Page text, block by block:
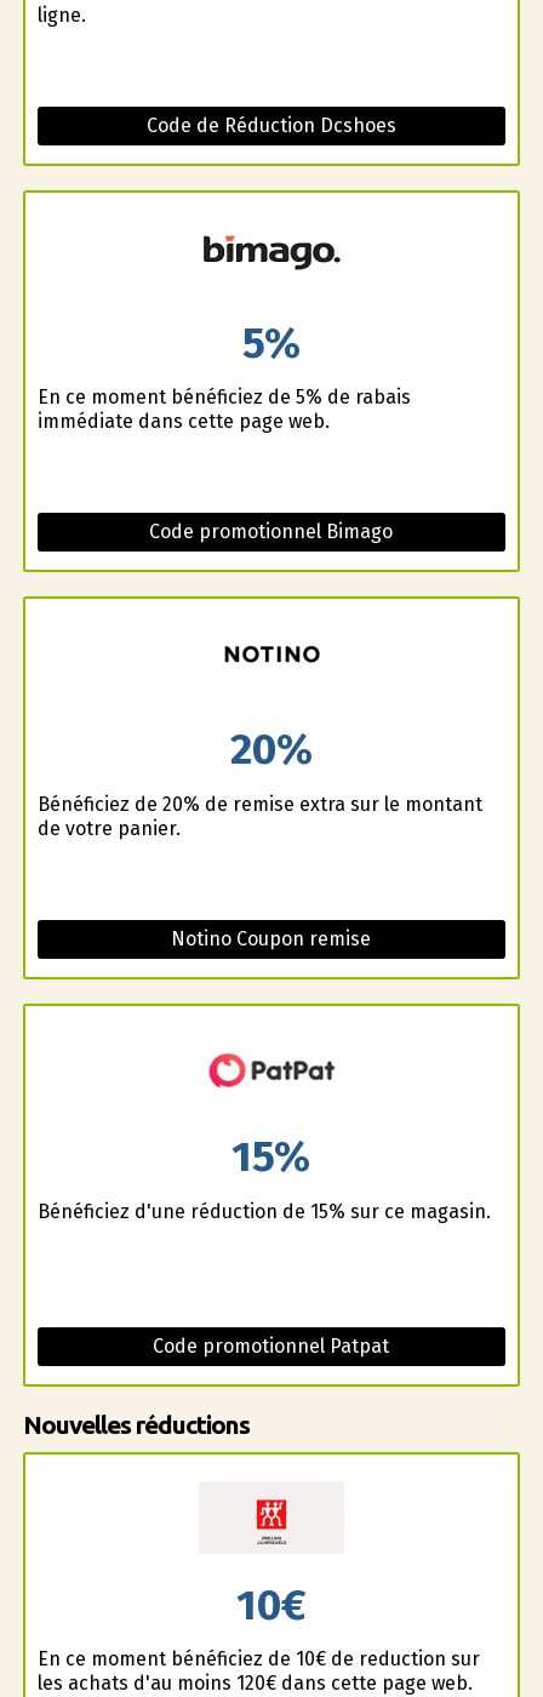
ligne.
Code de Réduction Dcshoes
5%
En ce moment bénéficiez de 5% de rabais
immédiate dans cette page web.
Code promotionnel Bimago
20%
Bénéficiez de 20% de remise extra sur le montant
de votre panier.
Notino Coupon remise
15%
Bénéficiez d'une réduction de 15% sur ce magasin.
Code promotionnel Patpat
Nouvelles réductions
10€
En ce moment bénéficiez de 10€ de reduction sur
les achats d'au moins 120€ dans cette page web.